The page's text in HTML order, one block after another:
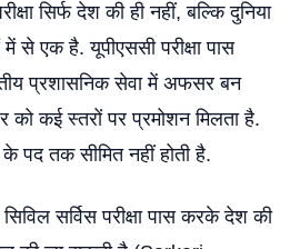
सिर्फ देश की ही नहीं, बल्कि दुनिया
से एक है. यूपीएससी परीक्षा पास
प्रशासनिक सेवा में अफसर बन
कई स्तरों पर प्रमोशन मिलता है.
पद तक सीमित नहीं होती है.
सर्विस परीक्षा पास करके देश की